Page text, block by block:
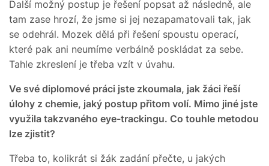
Další možný postup je řešení popsat až následně, ale
tam zase hrozí, že jsme si jej nezapamatovali tak, jak
se odehrál. Mozek dělá při řešení spoustu operací,
které pak ani neumíme verbálně poskládat za sebe.
Tahle zkreslení je třeba vzít v úvahu.
Ve své diplomové práci jste zkoumala, jak žáci řeší
úlohy z chemie, jaký postup přitom volí. Mimo jiné jste
využila takzvaného eye-trackingu. Co touhle metodou
lze zjistit?
Třeba to, kolikrát si žák zadání přečte, u jakých